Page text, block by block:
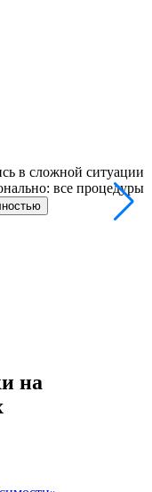
в сложной ситуации
все процедуры
на